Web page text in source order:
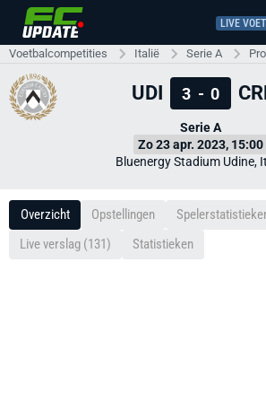
LIVE
Voetbalcompetities Italië Serie A
UDI 3 - 0
Serie A
Zo 23 apr. 2023, 15:00
Bluenergy Stadium Udine,
Overzicht Opstellingen
Live verslag (131)
Statistieken